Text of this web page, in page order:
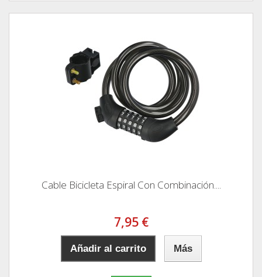
Cable Bicicleta Espiral Con Combinación....
7,95 €
Añadir al carrito Más